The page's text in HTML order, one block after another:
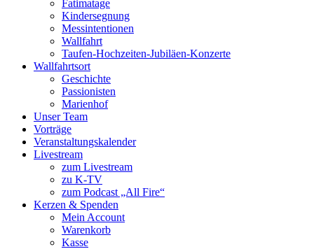
Fatimatage
Kindersegnung
Messintentionen
Wallfahrt
Taufen-Hochzeiten-Jubiläen-Konzerte
Wallfahrtsort
Geschichte
Passionisten
Marienhof
Unser Team
Vorträge
Veranstaltungskalender
Livestream
zum Livestream
zu K-TV
zum Podcast „All Fire“
Kerzen & Spenden
Mein Account
Warenkorb
Kasse